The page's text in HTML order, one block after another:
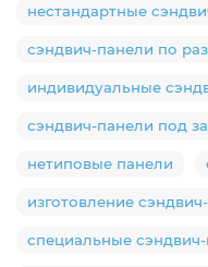
нестандартные
сэндвич-панели по
индивидуальные
сэндвич-панели под
нетиповые панели
изготовление
специальные